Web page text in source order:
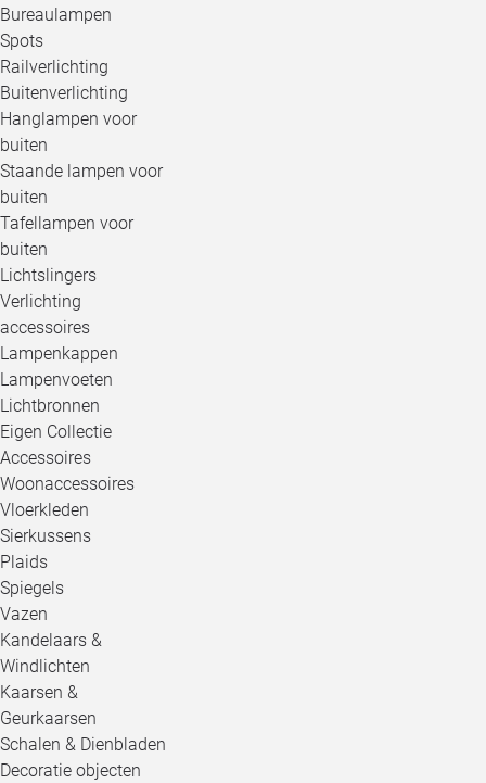
Bureaulampen
Spots
Railverlichting
Buitenverlichting
Hanglampen voor
buiten
Staande lampen voor
buiten
Tafellampen voor
buiten
Lichtslingers
Verlichting
accessoires
Lampenkappen
Lampenvoeten
Lichtbronnen
Eigen Collectie
Accessoires
Woonaccessoires
Vloerkleden
Sierkussens
Plaids
Spiegels
Vazen
Kandelaars &
Windlichten
Kaarsen &
Geurkaarsen
Schalen & Dienbladen
Decoratie objecten